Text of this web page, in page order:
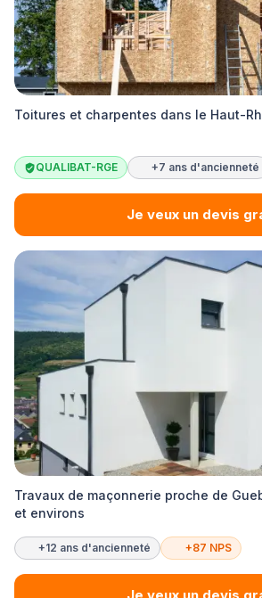
Toitures et charpentes dans le Haut-
QUALIBAT-RGE +7 ans d'ancienneté
Je veux un devis
Travaux de maçonnerie proche de
et environs
+12 ans d'ancienneté +87 NPS